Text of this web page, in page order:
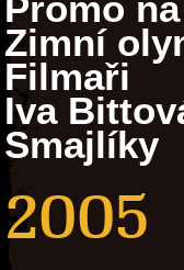
Zimní
Filmaři
Iva
Smajlíky
2005